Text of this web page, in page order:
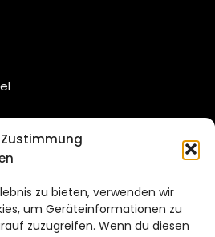
zu bieten, verwenden wir
um Geräteinformationen zu
zuzugreifen. Wenn du diesen